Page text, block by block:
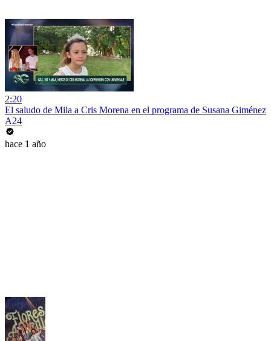
2:20
El saludo de Mila a Cris Morena en el programa de Susana Giménez
A24
hace 1 año